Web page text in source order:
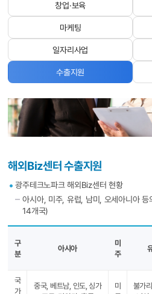
창업·보육
마케팅
일자리사업
수출지원
해외Biz센터 수출지원
광주테크노파크 해외Biz센터 현황
아시아, 미주, 유럽, 남미, 오세아니아
14개국)
구
분
아시아
미
주
국
가
중국, 베트남, 인도, 싱가
미
불가